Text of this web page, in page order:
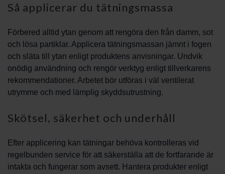
Så applicerar du tätningsmassa
Förbered alltid ytan genom att rengöra den från damm, sot
och lösa partiklar. Applicera tätningsmassan jämnt i fogen
och släta till ytan enligt produktens anvisningar. Undvik
onödig användning och rengör verktyg enligt tillverkarens
rekommendationer. Arbetet bör utföras i väl ventilerat
utrymme och med lämplig skyddsutrustning.
Skötsel, säkerhet och underhåll
Efter applicering kan tätningar behöva kontrolleras vid
regelbunden service för att säkerställa att de fortfarande är
intakta och fungerar som avsett. Hantera produkter enligt